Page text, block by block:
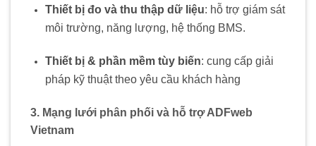
Thiết bị đo và thu thập dữ liệu: hỗ trợ giám sát
môi trường, năng lượng, hệ thống BMS.
Thiết bị & phần mềm tùy biến: cung cấp giải
pháp kỹ thuật theo yêu cầu khách hàng
3. Mạng lưới phân phối và hỗ trợ ADFweb
Vietnam